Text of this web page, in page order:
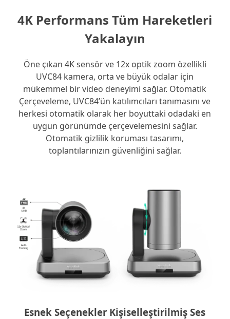
4K Performans Tüm Hareketleri
Yakalayın
Öne çıkan 4K sensör ve 12x optik zoom özellikli
UVC84 kamera, orta ve büyük odalar için
mükemmel bir video deneyimi sağlar. Otomatik
Çerçeveleme, UVC84’ün katılımcıları tanımasını ve
herkesi otomatik olarak her boyuttaki odadaki en
uygun görünümde çerçevelemesini sağlar.
Otomatik gizlilik koruması tasarımı,
toplantılarınızın güvenliğini sağlar.
Esnek Seçenekler Kişiselleştirilmiş Ses